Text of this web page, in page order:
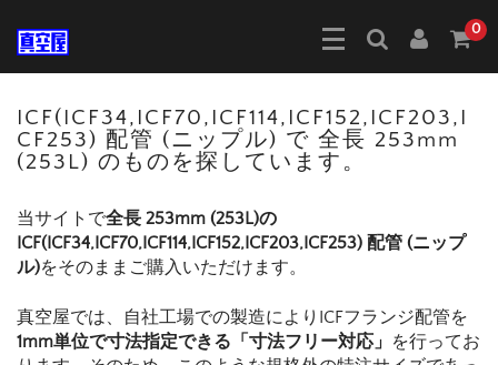
0
ICF(ICF34,ICF70,ICF114,ICF152,ICF203,I
CF253) 配管 (ニップル) で 全長 253mm
(253L) のものを探しています。
当サイトで全長 253mm (253L)の
ICF(ICF34,ICF70,ICF114,ICF152,ICF203,ICF253) 配管 (ニップ
ル)をそのままご購入いただけます。
真空屋では、自社工場での製造によりICFフランジ配管を
1mm単位で寸法指定できる「寸法フリー対応」 を行ってお